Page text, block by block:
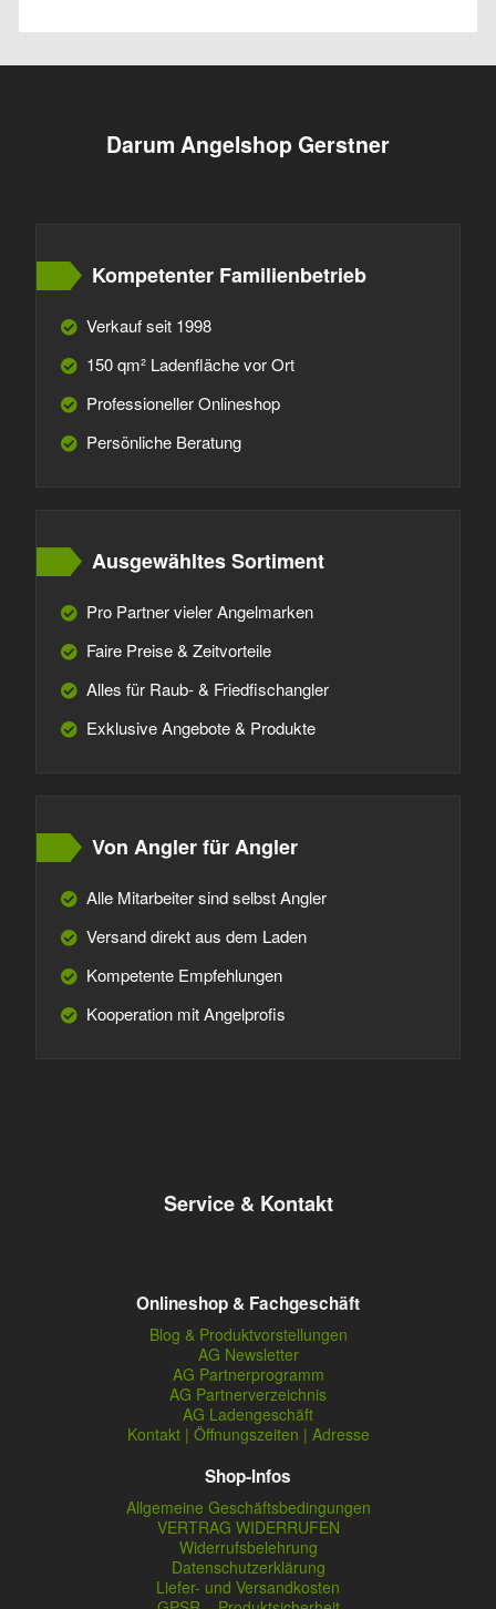
Darum Angelshop Gerstner
Kompetenter Familienbetrieb
Verkauf seit 1998
150 qm² Ladenfläche vor Ort
Professioneller Onlineshop
Persönliche Beratung
Ausgewähltes Sortiment
Pro Partner vieler Angelmarken
Faire Preise & Zeitvorteile
Alles für Raub- & Friedfischangler
Exklusive Angebote & Produkte
Von Angler für Angler
Alle Mitarbeiter sind selbst Angler
Versand direkt aus dem Laden
Kompetente Empfehlungen
Kooperation mit Angelprofis
Service & Kontakt
Onlineshop & Fachgeschäft
Blog & Produktvorstellungen
AG Newsletter
AG Partnerprogramm
AG Partnerverzeichnis
AG Ladengeschäft
Kontakt | Öffnungszeiten | Adresse
Shop-Infos
Allgemeine Geschäftsbedingungen
VERTRAG WIDERRUFEN
Widerrufsbelehrung
Datenschutzerklärung
Liefer- und Versandkosten